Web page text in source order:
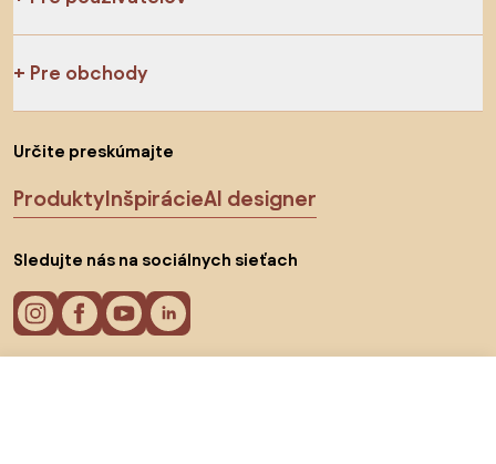
Pre obchody
Určite preskúmajte
ProduktyInšpirácieAI designer
Sledujte nás na sociálnych sieťach